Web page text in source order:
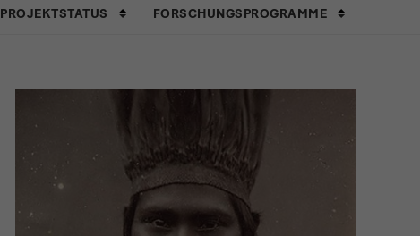
PROJEKTSTATUS FORSCHUNGSPROGRAMME